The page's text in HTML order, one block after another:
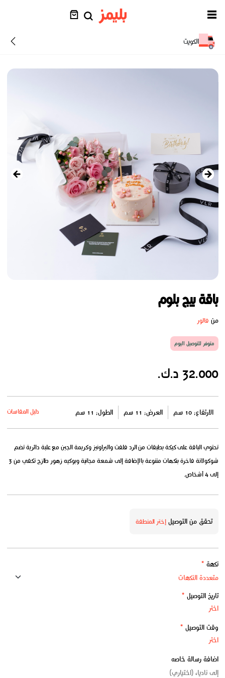
الكويت
باقة بيج بلوم
من فالور
متوفر للتوصيل اليوم
32.000 د.ك.
الارتفاع: 10 سم العرض: 11 سم الطول: 11 سم دليل المقاسات
تحتوي الباقة على كيكة بطبقات من الرد فلفت والبراونيز وكريمة الجبن مع علبة دائرية تضم
شوكولاتة فاخرة بنكهات متنوعة بالإضافة إلى شمعة مجانية وبوكيه زهور طازج تكفي من 3
إلى 4 أشخاص.
تحقق من التوصيلإختر المنطقة
نكهة *
تاريخ التوصيل *
وقت التوصيل *
اضافة رسالة خاصه